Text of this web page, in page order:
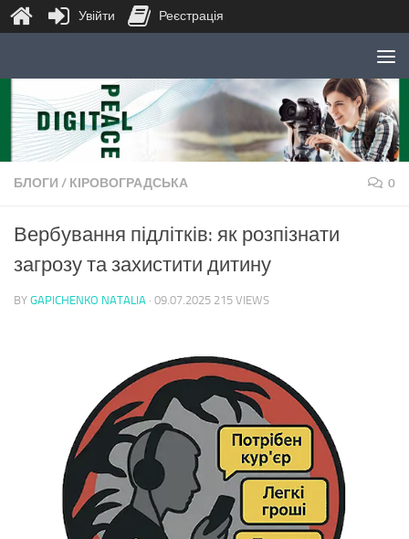
Skip to content
БЛОГИ / КІРОВОГРАДСЬКА 0
Вербування підлітків: як розпізнати
загрозу та захистити дитину
BY GAPICHENKO NATALIA · 09.07.2025 215 VIEWS
Увійти Реєстрація